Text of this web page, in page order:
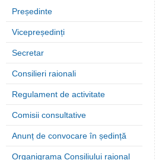
Președinte
Vicepreședinți
Secretar
Consilieri raionali
Regulament de activitate
Comisii consultative
Anunț de convocare în ședință
Organigrama Consiliului raional